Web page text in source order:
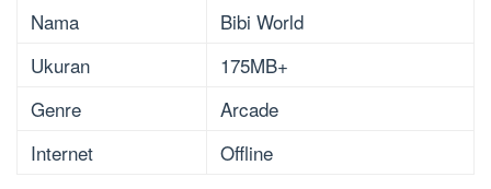
Nama
Bibi World
Ukuran
175MB+
Genre
Arcade
Internet
Offline